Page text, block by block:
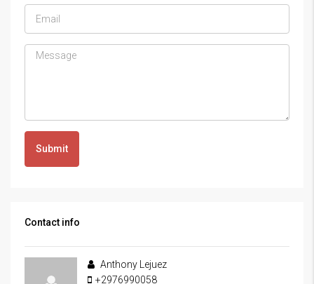
Submit
Contact info
Anthony Lejuez
+2976990058